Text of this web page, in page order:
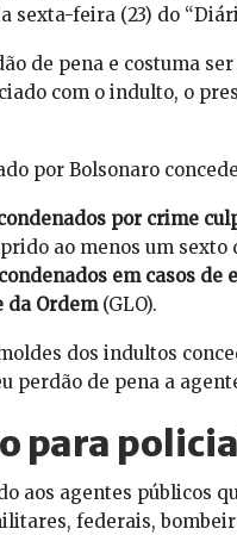
sexta-feira (23) do
de pena e costuma
com o indulto, o
por Bolsonaro
por crime
ao menos um sexto
em casos de
da Ordem(GLO).
dos indultos
perdão de pena a
para
aos agentes públicos
federais,